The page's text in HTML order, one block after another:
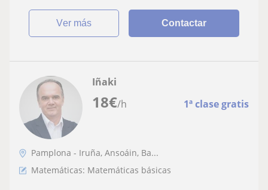
ver más Contactar
18€/h 1ª clase gratis
Iñaki
Pamplona - Iruña, Ansoáin, Ba...
Matemáticas: Matemáticas básicas